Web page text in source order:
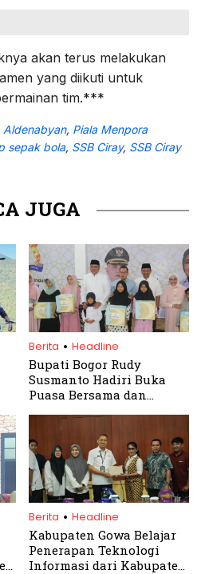
akan terus melakukan
yang diikuti untuk
tim.***
, Piala Menpora
sepak bola, SSB Ciray, SSB Ciray
JUGA
Berita . Headline
Bupati Bogor Rudy
Susmanto Hadiri Buka
Puasa Bersama dan
Kadin
Berita . Headline
Kabupaten Gowa Belajar
Penerapan Teknologi
Informasi dari Kabupaten